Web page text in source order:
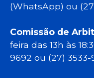
(WhatsApp) ou
Comissão de
feira das 13h às
9692 ou (27) 3533-